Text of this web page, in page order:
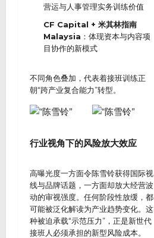
营运与人事管理实务训练价值
CF Capital + 米其林指南
Malaysia ：体现资本与内容项
目协作的新模式
不同角色叠加，代表着接班训练正
朝“跨产业复合能力”转型。
行业视角下的风险放大效应
高曝光度一方面令陈雪铃获得国际视
线与品牌话题，一方面却放大经营波
动的审视强度。任何阶段性放缓，都
可能被泛化解读为产业趋势变化。这
种被迫承载“示范压力”，正是新世代
接班人必须承担的新型风险成本。